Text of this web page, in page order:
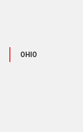
OHIO